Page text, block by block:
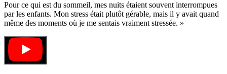
Pour ce qui est du sommeil, mes nuits étaient souvent interrompues
par les enfants. Mon stress était plutôt gérable, mais il y avait quand
même des moments où je me sentais vraiment stressée. »